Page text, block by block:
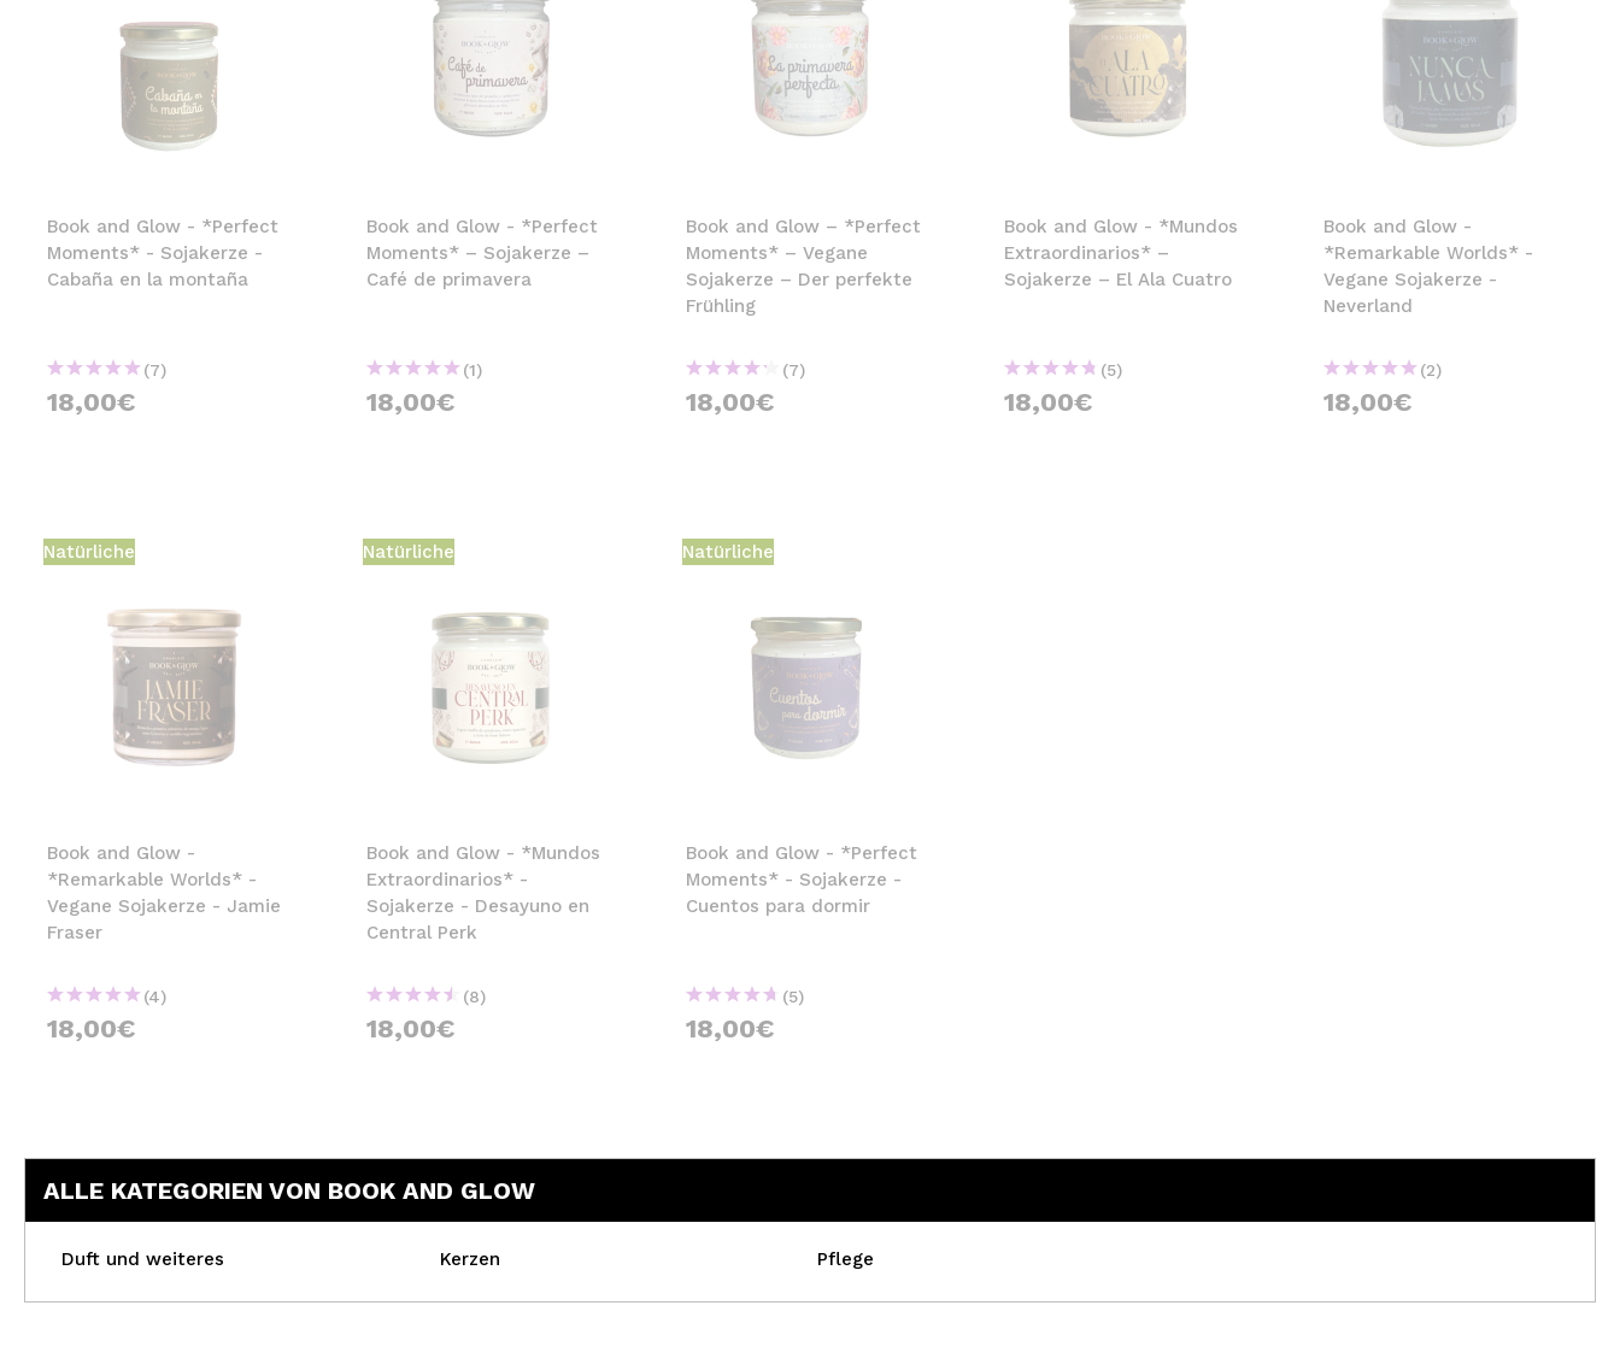
Book and Glow - *Perfect
Moments* - Sojakerze -
Cabaña en la montaña
(7)
18,00€
Book and Glow - *Perfect
Moments* – Sojakerze –
Café de primavera
(1)
18,00€
Book and Glow – *Perfect
Moments* – Vegane
Sojakerze – Der perfekte
Frühling
(7)
18,00€
Book and Glow - *Mundos
Extraordinarios* –
Sojakerze – El Ala Cuatro
(5)
18,00€
Book and Glow -
*Remarkable Worlds* -
Vegane Sojakerze -
Neverland
(2)
18,00€
Natürliche
Book and Glow -
*Remarkable Worlds* -
Vegane Sojakerze - Jamie
Fraser
(4)
18,00€
Natürliche
Book and Glow - *Mundos
Extraordinarios* -
Sojakerze - Desayuno en
Central Perk
(8)
18,00€
Natürliche
Book and Glow - *Perfect
Moments* - Sojakerze -
Cuentos para dormir
(5)
18,00€
ALLE KATEGORIEN VON BOOK AND GLOW
Duft und weiteres Kerzen Pflege